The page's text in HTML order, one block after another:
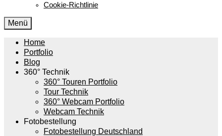
Cookie-Richtlinie
Menü
Home
Portfolio
Blog
360° Technik
360° Touren Portfolio
Tour Technik
360° Webcam Portfolio
Webcam Technik
Fotobestellung
Fotobestellung Deutschland